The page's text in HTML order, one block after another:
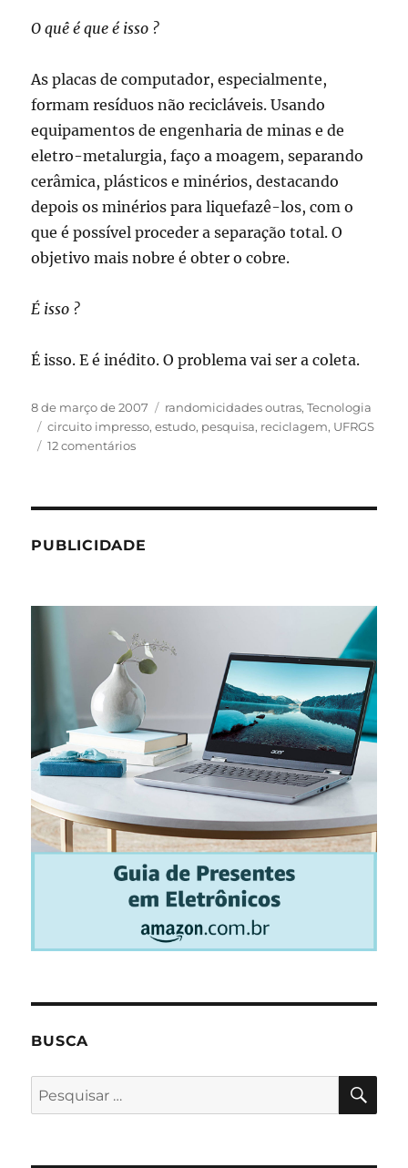
O quê é que é isso ?
As placas de computador, especialmente,
formam resíduos não recicláveis. Usando
equipamentos de engenharia de minas e de
eletro-metalurgia, faço a moagem, separando
cerâmica, plásticos e minérios, destacando
depois os minérios para liquefazê-los, com o
que é possível proceder a separação total. O
objetivo mais nobre é obter o cobre.
É isso ?
É isso. E é inédito. O problema vai ser a coleta.
Publicado
em
8 de março de 2007 Categorias
randomicidades outras,Tecnologia
Tags
circuito impresso,estudo, pesquisa, reciclagem, UFRGS
12 comentáriosem
um
PUBLICIDADE
BUSCA
Pesquisar
por: